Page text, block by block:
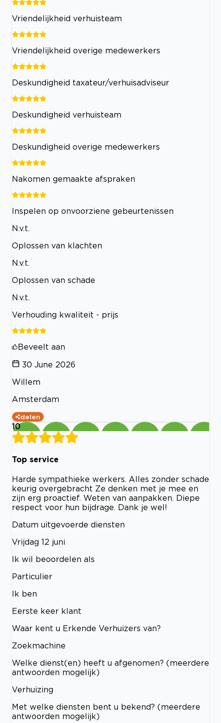
Vriendelijkheid verhuisteam
Vriendelijkheid overige medewerkers
Deskundigheid taxateur/verhuisadviseur
Deskundigheid verhuisteam
Deskundigheid overige medewerkers
Nakomen gemaakte afspraken
Inspelen op onvoorziene gebeurtenissen
N.v.t.
Oplossen van klachten
N.v.t.
Oplossen van schade
N.v.t.
Verhouding kwaliteit - prijs
Beveelt aan
30 June 2026
Willem
Amsterdam
delen
10
Top service
Harde sympathieke werkers. Alles zonder schade
keurig overgebracht Ze denken met je mee en
zijn erg proactief. Weten van aanpakken. Diepe
respect voor hun bijdrage. Dank je wel!
Datum uitgevoerde diensten
Vrijdag 12 juni
Ik wil beoordelen als
Particulier
Ik ben
Eerste keer klant
Waar kent u Erkende Verhuizers van?
Zoekmachine
Welke dienst(en) heeft u afgenomen? (meerdere
antwoorden mogelijk)
Verhuizing
Met welke diensten bent u bekend? (meerdere
antwoorden mogelijk)